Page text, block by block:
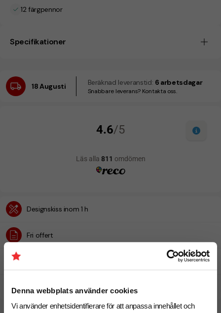
Denna webbplats använder cookies
Vi använder enhetsidentifierare för att anpassa innehållet och
12 färgpennor
Specifikationer
18 Augusti Beräknad leveranstid: 6 arbetsdagar
Snabbare leverans? Kontakta oss.
Designskiss inom 1 h
Fri offert
Snabb leverans